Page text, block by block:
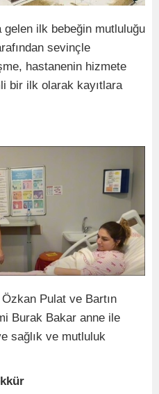
ilk bebeğin mutluluğu
sevinçle
hastanenin hizmete
bir ilk olarak kayıtlara
Pulat ve Bartın
Burak Bakar anne ile
sağlık ve mutluluk